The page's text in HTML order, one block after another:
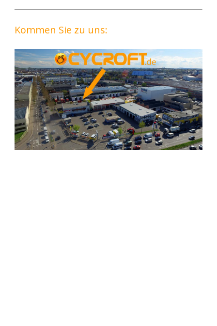
Kommen Sie zu uns: